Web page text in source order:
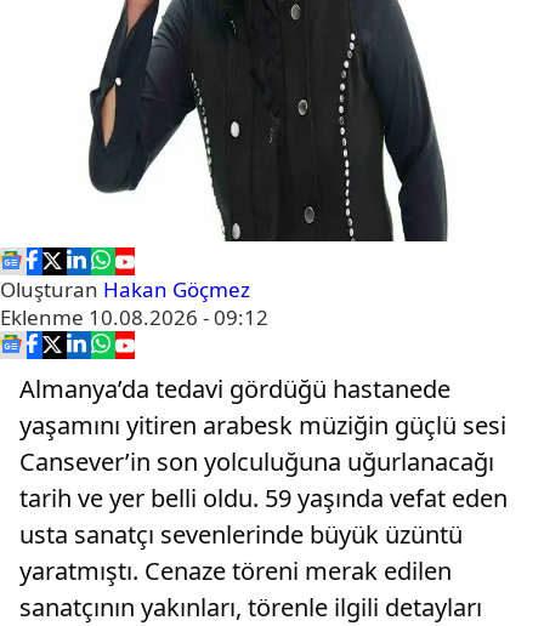
Oluşturan Hakan Göçmez
Eklenme 10.08.2026 - 09:12
Almanya’da tedavi gördüğü hastanede
yaşamını yitiren arabesk müziğin güçlü sesi
Cansever’in son yolculuğuna uğurlanacağı
tarih ve yer belli oldu. 59 yaşında vefat eden
usta sanatçı sevenlerinde büyük üzüntü
yaratmıştı. Cenaze töreni merak edilen
sanatçının yakınları, törenle ilgili detayları